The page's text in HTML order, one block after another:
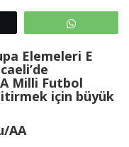
Elemeleri E
A Milli Futbol
için büyük
AA